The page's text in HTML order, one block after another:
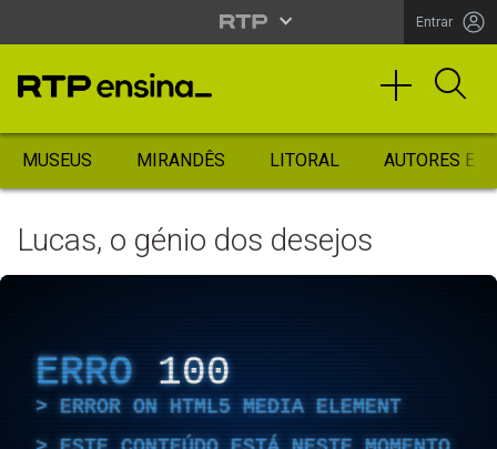
Entrar
MUSEUS MIRANDÊS LITORAL AUTORES
Lucas, o génio dos desejos
ERRO 100
ERROR ON HTML5 MEDIA ELEMENT